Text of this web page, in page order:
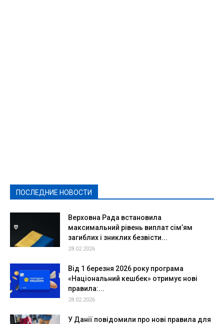
ПОСЛЕДНИЕ НОВОСТИ
Верховна Рада встановила
максимальний рівень виплат сім’ям
загиблих і зниклих безвісти...
28.02.2026
Від 1 березня 2026 року програма
«Національний кешбек» отримує нові
правила:...
28.02.2026
У Данії повідомили про нові правила для